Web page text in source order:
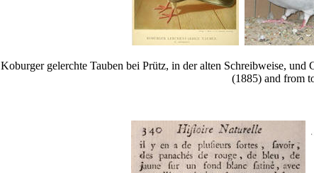
Koburger gelerchte Tauben bei Prütz, in der alten Schreibweise, und
(1885) and from